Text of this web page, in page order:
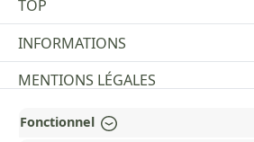
TOP
INFORMATIONS
MENTIONS LÉGALES
PAYMENT AND SHIPPING METHODS
Fonctionnel